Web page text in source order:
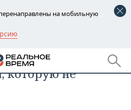
на мобильную
подростков
которую не